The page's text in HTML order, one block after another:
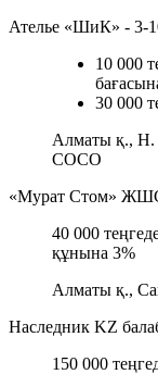
Ателье «ШиК» - 3-
10 000
30 000
Алматы қ., Н.
СОСО
«Мурат Стом» ЖШС
40 000
құнына 3%
Алматы қ.,
Наследник KZ
150 000